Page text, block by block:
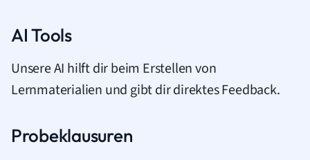
AI Tools
Unsere AI hilft dir beim Erstellen von
Lernmaterialien und gibt dir direktes Feedback.
Probeklausuren